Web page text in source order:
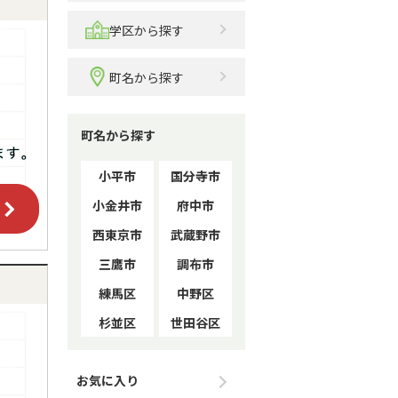
学区から探す
町名から探す
町名から探す
小平市
国分寺市
小金井市
府中市
西東京市
武蔵野市
三鷹市
調布市
練馬区
中野区
杉並区
世田谷区
お気に入り